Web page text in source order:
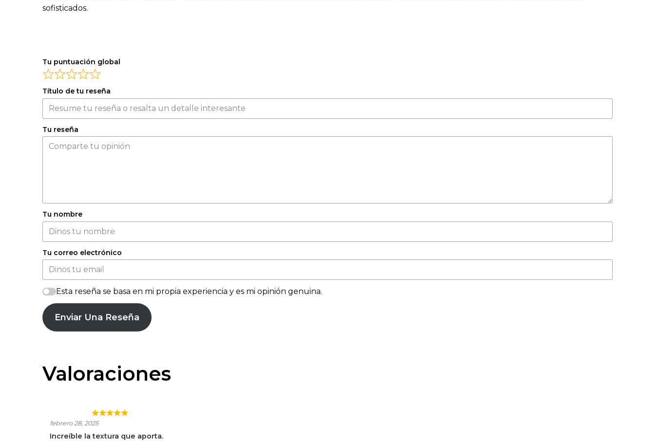
sofisticados.
Tu puntuación global
Título de tu reseña
Tu reseña
Tu nombre
Tu correo electrónico
Esta reseña se basa en mi propia experiencia y es mi opinión genuina.
Enviar Una Reseña
Valoraciones
JUVE CAMPS BLANC
DE NOIR
febrero 28, 2025
Increíble la textura que aporta.